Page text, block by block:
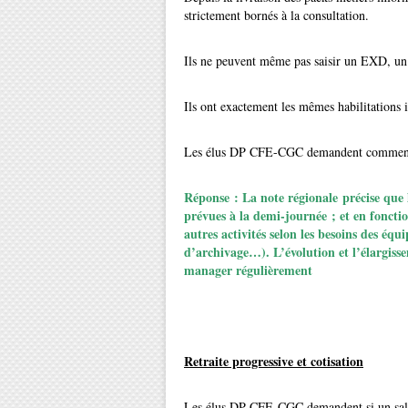
strictement bornés à la consultation.
Ils ne peuvent même pas saisir un EXD,
Ils ont exactement les mêmes
Les élus DP CFE-CGC demandent
Réponse : La note régionale précise
prévues à la demi-journée ; et en
autres activités selon les besoins des
d’archivage…). L’évolution et
manager régulièrement
Retraite progressive et cotisation